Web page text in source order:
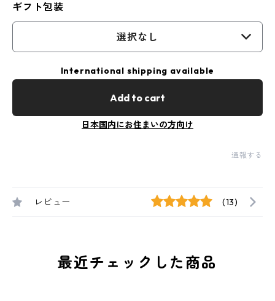
ギフト包装
選択なし
International shipping available
Add to cart
日本国内にお住まいの方向け
通報する
レビュー (13)
最近チェックした商品